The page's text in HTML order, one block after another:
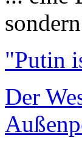
"Putin
Der